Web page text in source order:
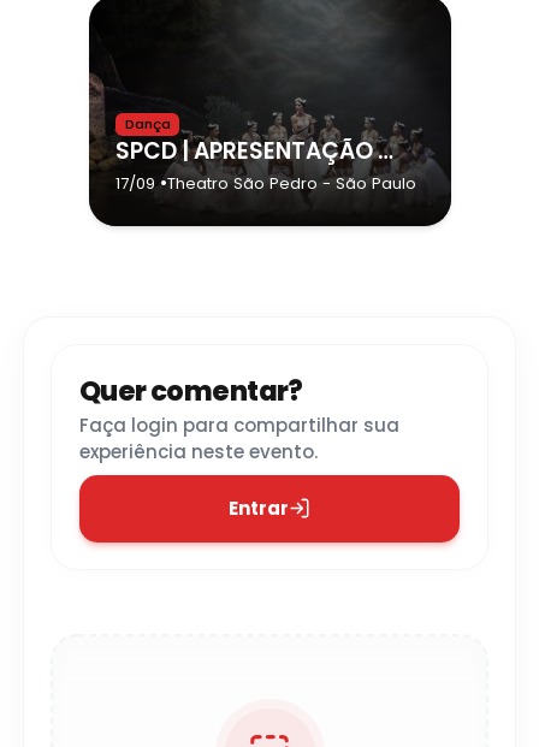
Dança
SPCD | APRESENTAÇÃO NO THEATRO SÃO PEDRO - SÃO PAULO/SP
17/09 •Theatro São Pedro - São Paulo
Quer comentar?
Faça login para compartilhar sua
experiência neste evento.
Entrar